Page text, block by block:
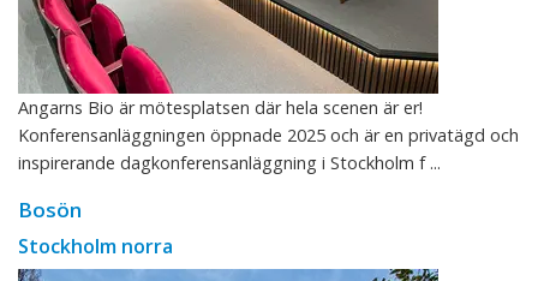
Angarns Bio är mötesplatsen där hela scenen är er!
Konferensanläggningen öppnade 2025 och är en privatägd och
inspirerande dagkonferensanläggning i Stockholm f ...
Bosön
Stockholm norra